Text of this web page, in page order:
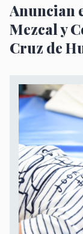
Anuncian
Mezcal y
Cruz de